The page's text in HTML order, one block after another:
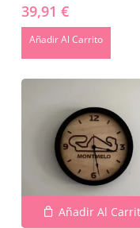
No hay
39,91 €
Añadir Al Carrito
Añadir Al